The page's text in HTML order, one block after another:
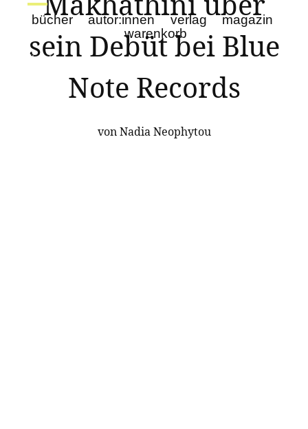
bücher autor:innen verlag
magazin
warenkorb
literatur
sein Debüt bei Blue
Note Records
von Nadia Neophytou